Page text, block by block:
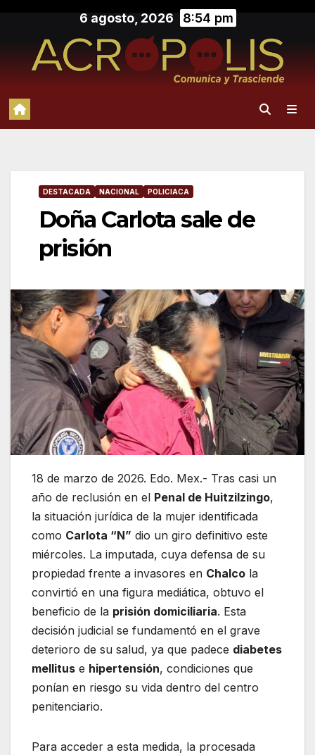
contenido
6 agosto, 2026 8:54 pm
DESTACADA NACIONAL POLICIACA
Doña Carlota sale de
prisión
18 de marzo de 2026. Edo. Mex.- Tras casi un
año de reclusión en el Penal de Huitzilzingo,
la situación jurídica de la mujer identificada
como Carlota “N” dio un giro definitivo este
miércoles. La imputada, cuya defensa de su
propiedad frente a invasores en Chalco la
convirtió en una figura mediática, obtuvo el
beneficio de la prisión domiciliaria. Esta
decisión judicial se fundamentó en el grave
deterioro de su salud, ya que padece diabetes
mellitus e hipertensión, condiciones que
ponían en riesgo su vida dentro del centro
penitenciario.
Para acceder a esta medida, la procesada